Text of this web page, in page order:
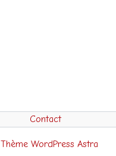
Contact
Thème WordPress Astra